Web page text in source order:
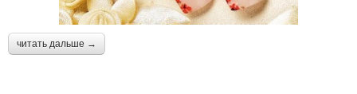
читать дальше →